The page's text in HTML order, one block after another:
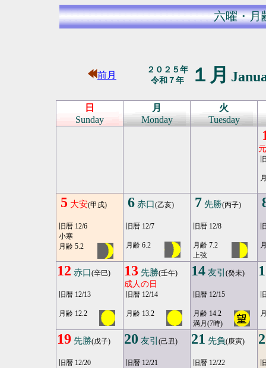
六曜・月
前月
２０２５年
令和７年
１月
日
Sunday
月
Monday
火
Tuesday
5 大安(甲戌)
旧暦 12/6
小寒
月齢 5.2
6 赤口(乙亥)
旧暦 12/7
月齢 6.2
7 先勝(丙子)
旧暦 12/8
月齢 7.2
上弦
12 赤口(辛巳)
旧暦 12/13
月齢 12.2
13 先勝(壬午)
成人の日
旧暦 12/14
月齢 13.2
14 友引 (癸未)
旧暦 12/15
月齢 14.2
満月(7時)
19 先勝(戊子)
旧暦 12/20
20 友引 (己丑)
旧暦 12/21
21 先負(庚寅)
旧暦 12/22